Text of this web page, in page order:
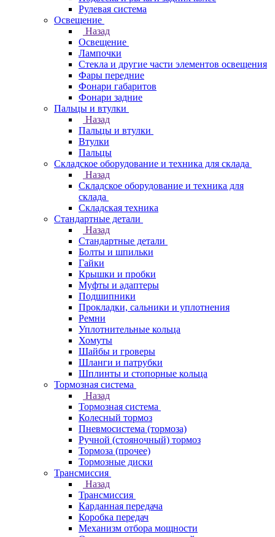
Рулевая система
Освещение
Назад
Освещение
Лампочки
Стекла и другие части элементов освещения
Фары передние
Фонари габаритов
Фонари задние
Пальцы и втулки
Назад
Пальцы и втулки
Втулки
Пальцы
Складское оборудование и техника для склада
Назад
Складское оборудование и техника для
склада
Складская техника
Стандартные детали
Назад
Стандартные детали
Болты и шпильки
Гайки
Крышки и пробки
Муфты и адаптеры
Подшипники
Прокладки, сальники и уплотнения
Ремни
Уплотнительные кольца
Хомуты
Шайбы и гроверы
Шланги и патрубки
Шплинты и стопорные кольца
Тормозная система
Назад
Тормозная система
Колесный тормоз
Пневмосиcтема (тормоза)
Ручной (стояночный) тормоз
Тормоза (прочее)
Тормозные диски
Трансмиссия
Назад
Трансмиссия
Карданная передача
Коробка передач
Механизм отбора мощности